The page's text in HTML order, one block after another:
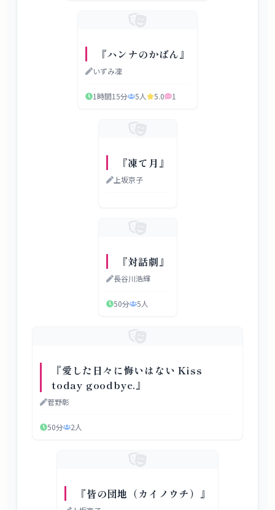
『ハンナのかばん』
いずみ凜
1時間15分 5人 5.0 1
『凍て月』
上坂京子
『対話劇』
長谷川浩輝
50分 5人
『愛した日々に悔いはない Kiss
today goodbye.』
菅野彰
50分 2人
『皆の団地（カイノウチ）』